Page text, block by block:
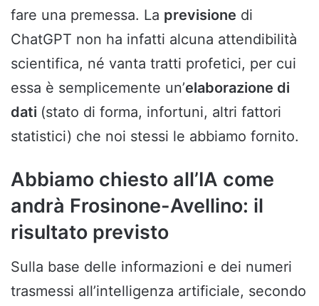
fare una premessa. La previsione di
ChatGPT non ha infatti alcuna attendibilità
scientifica, né vanta tratti profetici, per cui
essa è semplicemente un’elaborazione di
dati (stato di forma, infortuni, altri fattori
statistici) che noi stessi le abbiamo fornito.
Abbiamo chiesto all’IA come
andrà Frosinone-Avellino: il
risultato previsto
Sulla base delle informazioni e dei numeri
trasmessi all’intelligenza artificiale, secondo